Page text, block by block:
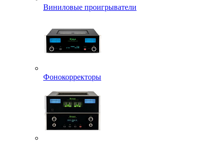
Виниловые проигрыватели
Фонокорректоры